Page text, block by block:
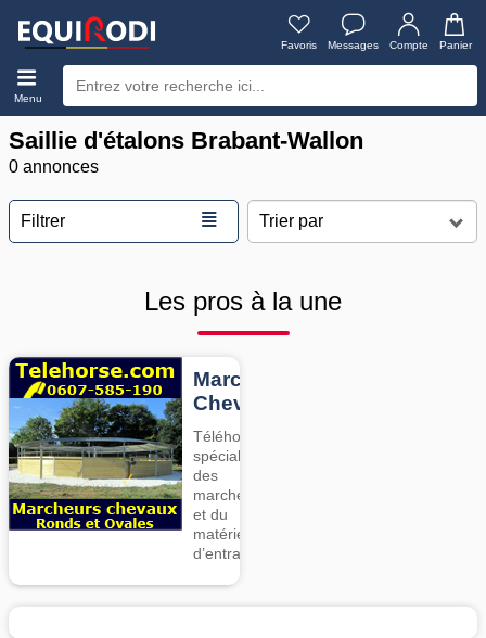
Favoris Messages Compte Panier
Menu
Saillie d'étalons Brabant-Wallon
0 annonces
Filtrer ≣
Les pros à la une
Marcheurs
Chevaux
Téléhorse,
spécialiste
des
marcheurs
et du
matériel
d’entrainement